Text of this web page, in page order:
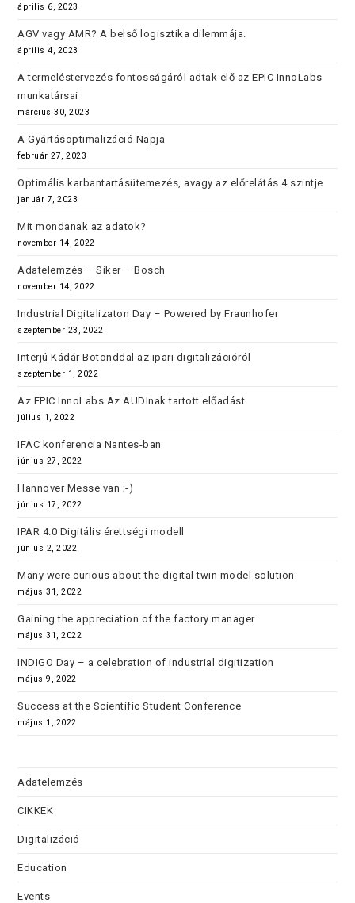
április 6, 2023
AGV vagy AMR? A belső logisztika dilemmája.
április 4, 2023
A termeléstervezés fontosságáról adtak elő az EPIC InnoLabs
munkatársai
március 30, 2023
A Gyártásoptimalizáció Napja
február 27, 2023
Optimális karbantartásütemezés, avagy az előrelátás 4 szintje
január 7, 2023
Mit mondanak az adatok?
november 14, 2022
Adatelemzés – Siker – Bosch
november 14, 2022
Industrial Digitalizaton Day – Powered by Fraunhofer
szeptember 23, 2022
Interjú Kádár Botonddal az ipari digitalizációról
szeptember 1, 2022
Az EPIC InnoLabs Az AUDInak tartott előadást
július 1, 2022
IFAC konferencia Nantes-ban
június 27, 2022
Hannover Messe van ;-)
június 17, 2022
IPAR 4.0 Digitális érettségi modell
június 2, 2022
Many were curious about the digital twin model solution
május 31, 2022
Gaining the appreciation of the factory manager
május 31, 2022
INDIGO Day – a celebration of industrial digitization
május 9, 2022
Success at the Scientific Student Conference
május 1, 2022
Adatelemzés
CIKKEK
Digitalizáció
Education
Events